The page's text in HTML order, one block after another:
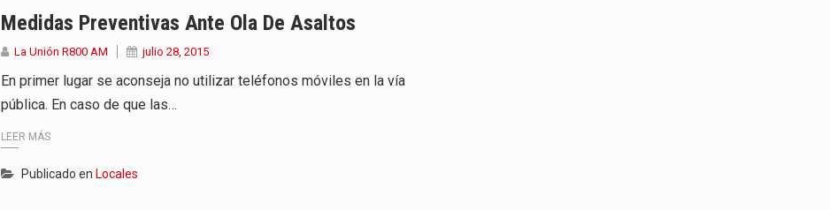
Medidas Preventivas Ante Ola De Asaltos
La Unión R800 AM julio 28, 2015
En primer lugar se aconseja no utilizar teléfonos móviles en la vía
pública. En caso de que las…
LEER MÁS
Publicado en Locales